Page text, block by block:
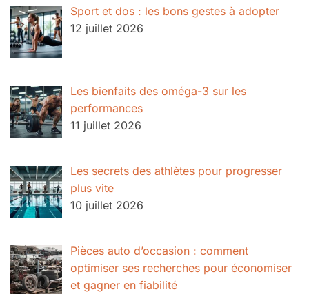
Sport et dos : les bons gestes à adopter
12 juillet 2026
Les bienfaits des oméga-3 sur les
performances
11 juillet 2026
Les secrets des athlètes pour progresser
plus vite
10 juillet 2026
Pièces auto d’occasion : comment
optimiser ses recherches pour économiser
et gagner en fiabilité